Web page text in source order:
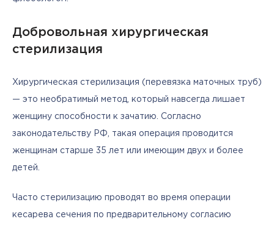
Добровольная хирургическая
стерилизация
Хирургическая стерилизация (перевязка маточных труб)
— это необратимый метод, который навсегда лишает
женщину способности к зачатию. Согласно
законодательству РФ, такая операция проводится
женщинам старше 35 лет или имеющим двух и более
детей.
Часто стерилизацию проводят во время операции
кесарева сечения по предварительному согласию